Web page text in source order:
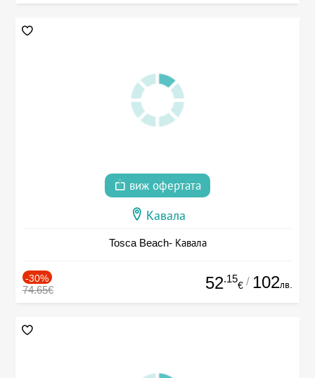
виж офертата
Кавала
Tosca Beach- Кавала
-30%
74.65€ 52.15
€ / 102лв.